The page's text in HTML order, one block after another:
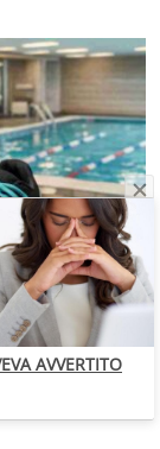
tenersi in
AVVERTITO